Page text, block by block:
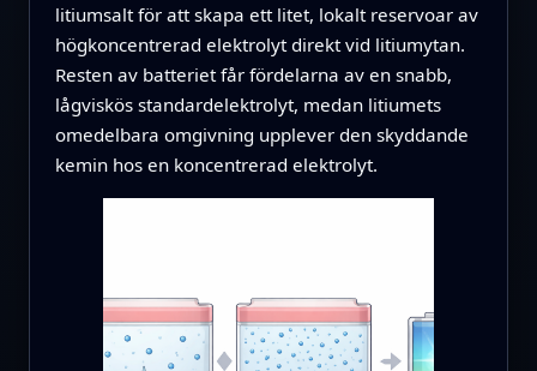
litiumsalt för att skapa ett litet, lokalt reservoar av
högkoncentrerad elektrolyt direkt vid litiumytan.
Resten av batteriet får fördelarna av en snabb,
lågviskös standardelektrolyt, medan litiumets
omedelbara omgivning upplever den skyddande
kemin hos en koncentrerad elektrolyt.